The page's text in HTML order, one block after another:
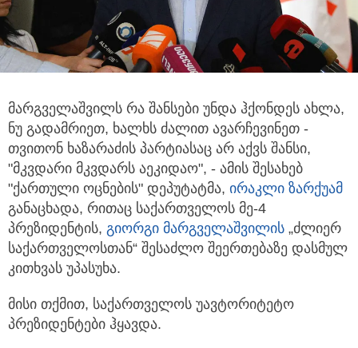
მარგველაშვილს რა შანსები უნდა ჰქონდეს ახლა,
ნუ გადამრიეთ, ხალხს ძალით ავარჩევინეთ -
თვითონ ხაზარაძის პარტიასაც არ აქვს შანსი,
"მკვდარი მკვდარს აეკიდაო", - ამის შესახებ
"ქართული ოცნების" დეპუტატმა, ირაკლი ზარქუამ
განაცხადა, რითაც საქართველოს მე-4
პრეზიდენტის, გიორგი მარგველაშვილის „ძლიერ
საქართველოსთან“ შესაძლო შეერთებაზე დასმულ
კითხვას უპასუხა.
მისი თქმით, საქართველოს უავტორიტეტო
პრეზიდენტები ჰყავდა.